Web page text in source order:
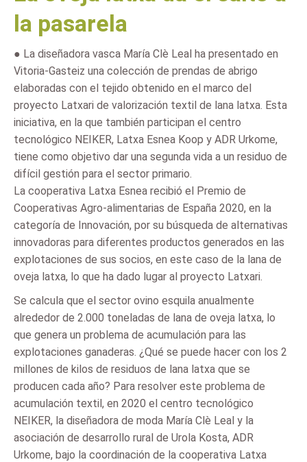
la pasarela
● La diseñadora vasca María Clè Leal ha presentado en
Vitoria-Gasteiz una colección de prendas de abrigo
elaboradas con el tejido obtenido en el marco del
proyecto Latxari de valorización textil de lana latxa. Esta
iniciativa, en la que también participan el centro
tecnológico NEIKER, Latxa Esnea Koop y ADR Urkome,
tiene como objetivo dar una segunda vida a un residuo de
difícil gestión para el sector primario.
La cooperativa Latxa Esnea recibió el Premio de
Cooperativas Agro-alimentarias de España 2020, en la
categoría de Innovación, por su búsqueda de alternativas
innovadoras para diferentes productos generados en las
explotaciones de sus socios, en este caso de la lana de
oveja latxa, lo que ha dado lugar al proyecto Latxari.
Se calcula que el sector ovino esquila anualmente
alrededor de 2.000 toneladas de lana de oveja latxa, lo
que genera un problema de acumulación para las
explotaciones ganaderas. ¿Qué se puede hacer con los 2
millones de kilos de residuos de lana latxa que se
producen cada año? Para resolver este problema de
acumulación textil, en 2020 el centro tecnológico
NEIKER, la diseñadora de moda María Clè Leal y la
asociación de desarrollo rural de Urola Kosta, ADR
Urkome, bajo la coordinación de la cooperativa Latxa